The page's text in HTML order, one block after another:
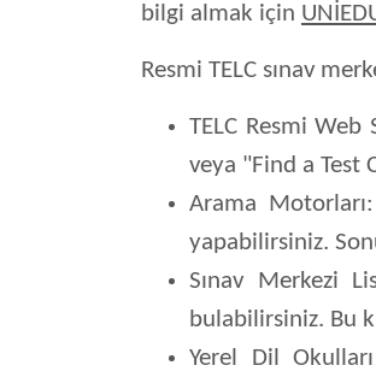
bilgi almak için
Resmi TELC sınav
TELC Resmi Web
veya "Find a Test
Arama Motorları:
yapabilirsiniz.
Sınav Merkezi
bulabilirsiniz. Bu
Yerel Dil